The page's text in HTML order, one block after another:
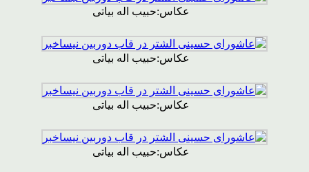
عکاس:حبیب اله بیاتی
عکاس:حبیب اله بیاتی
عکاس:حبیب اله بیاتی
عکاس:حبیب اله بیاتی